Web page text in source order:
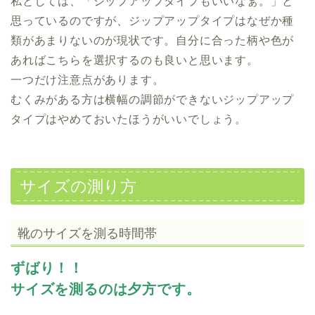
思っているのですが、ジップアップタイプはなぜか種
類があまりないのが現状です。自分に合った柄や色が
あればこちらを選択するのも良いと思います。
一つだけ注意点があります。
むくみがある方は横幅の調節ができないジップアップ
タイプはやめておいたほうがいいでしょう。
サイズの測り方
靴のサイズを測る時間帯
ずばり！！
サイズを測るのは夕方です。